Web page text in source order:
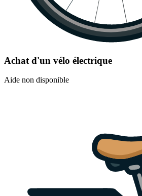
Achat d'un vélo électrique
Aide non disponible